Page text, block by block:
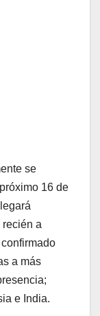
se
16 de
a
a más
e India.